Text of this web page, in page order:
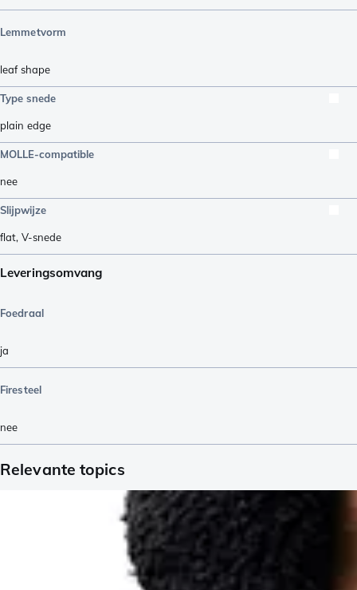
Lemmetvorm
leaf shape
Type snede
plain edge
MOLLE-compatible
nee
Slijpwijze
flat, V-snede
Leveringsomvang
Foedraal
ja
Firesteel
nee
Relevante topics